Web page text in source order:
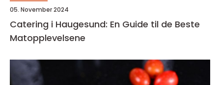
05. November 2024
Catering i Haugesund: En Guide til de Beste
Matopplevelsene